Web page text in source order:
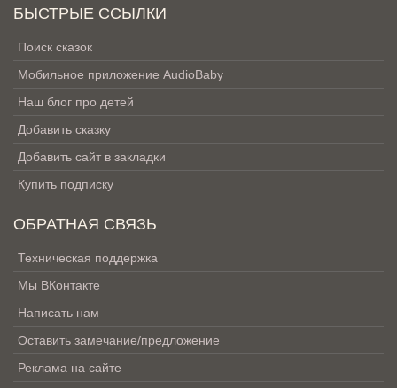
БЫСТРЫЕ ССЫЛКИ
Поиск сказок
Мобильное приложение AudioBaby
Наш блог про детей
Добавить сказку
Добавить сайт в закладки
Купить подписку
ОБРАТНАЯ СВЯЗЬ
Техническая поддержка
Мы ВКонтакте
Написать нам
Оставить замечание/предложение
Реклама на сайте